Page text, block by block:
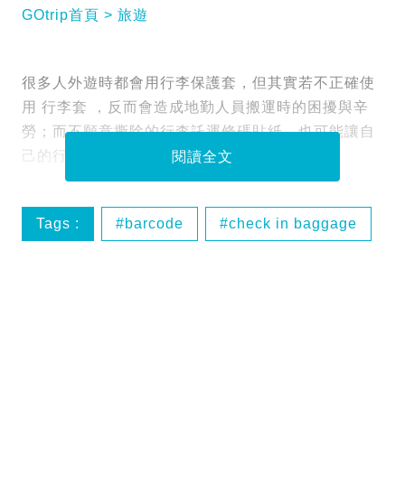
GOtrip首頁 旅遊
很多人外遊時都會用行李保護套，但其實若不正確使
用 行李套 ，反而會造成地勤人員搬運時的困擾與辛
勞；而不願意撕除的行李託運條碼貼紙，也可能讓自
己的行李運送至錯誤的目的地。
閱讀全文
Tags : barcode check in baggage